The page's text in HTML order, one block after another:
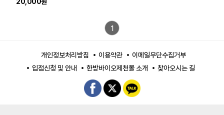
1
개인정보처리방침 이용약관
이메일무단수집거부
입점신청 및 안내
한방바이오제천몰 소개 찾아오시는 길